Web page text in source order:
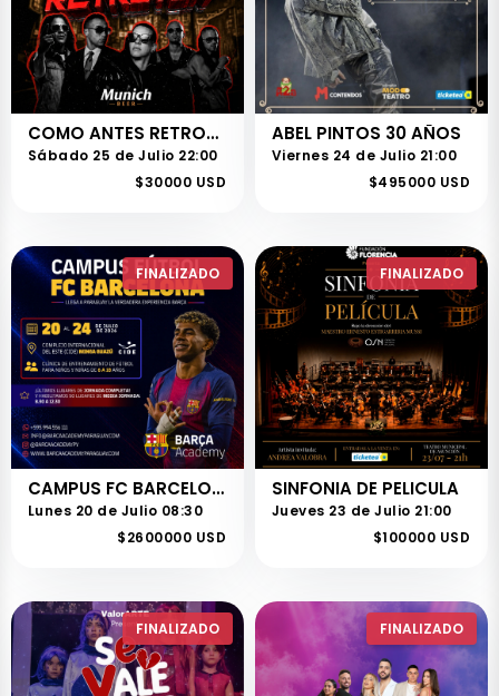
COMO ANTES RETROTON - FACES
Sábado 25 de Julio 22:00
$30000 USD
ABEL PINTOS 30 AÑOS
Viernes 24 de Julio 21:00
$495000 USD
FINALIZADO
CAMPUS FC BARCELONA MINGA GUAZÚ 2026
Lunes 20 de Julio 08:30
$2600000 USD
FINALIZADO
SINFONIA DE PELICULA
Jueves 23 de Julio 21:00
$100000 USD
FINALIZADO FINALIZADO